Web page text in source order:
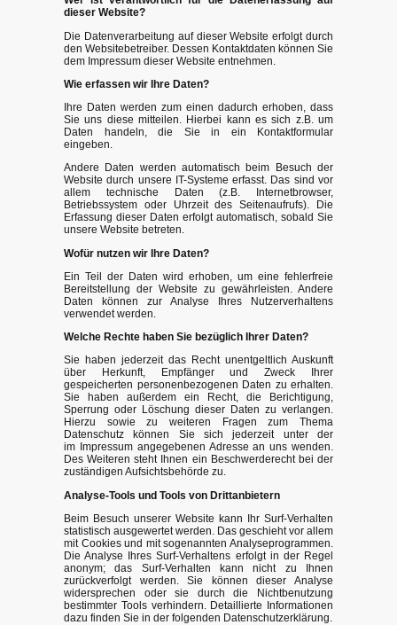
dieser Website?
Die Datenverarbeitung auf dieser Website erfolgt durch
den Websitebetreiber. Dessen Kontaktdaten können Sie
dem Impressum dieser Website entnehmen.
Wie erfassen wir Ihre Daten?
Ihre Daten werden zum einen dadurch erhoben, dass
Sie uns diese mitteilen. Hierbei kann es sich z.B. um
Daten handeln, die Sie in ein Kontaktformular
eingeben.
Andere Daten werden automatisch beim Besuch der
Website durch unsere IT-Systeme erfasst. Das sind vor
allem technische Daten (z.B. Internetbrowser,
Betriebssystem oder Uhrzeit des Seitenaufrufs). Die
Erfassung dieser Daten erfolgt automatisch, sobald Sie
unsere Website betreten.
Wofür nutzen wir Ihre Daten?
Ein Teil der Daten wird erhoben, um eine fehlerfreie
Bereitstellung der Website zu gewährleisten. Andere
Daten können zur Analyse Ihres Nutzerverhaltens
verwendet werden.
Welche Rechte haben Sie bezüglich Ihrer Daten?
Sie haben jederzeit das Recht unentgeltlich Auskunft
über Herkunft, Empfänger und Zweck Ihrer
gespeicherten personenbezogenen Daten zu erhalten.
Sie haben außerdem ein Recht, die Berichtigung,
Sperrung oder Löschung dieser Daten zu verlangen.
Hierzu sowie zu weiteren Fragen zum Thema
Datenschutz können Sie sich jederzeit unter der
im Impressum angegebenen Adresse an uns wenden.
Des Weiteren steht Ihnen ein Beschwerderecht bei der
zuständigen Aufsichtsbehörde zu.
Analyse-Tools und Tools von Drittanbietern
Beim Besuch unserer Website kann Ihr Surf-Verhalten
statistisch ausgewertet werden. Das geschieht vor allem
mit Cookies und mit sogenannten Analyseprogrammen.
Die Analyse Ihres Surf-Verhaltens erfolgt in der Regel
anonym; das Surf-Verhalten kann nicht zu Ihnen
zurückverfolgt werden. Sie können dieser Analyse
widersprechen oder sie durch die Nichtbenutzung
bestimmter Tools verhindern. Detaillierte Informationen
dazu finden Sie in der folgenden Datenschutzerklärung.